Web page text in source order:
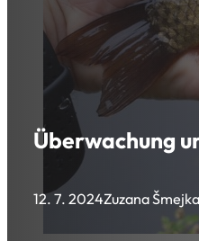
Überwachung
12. 7. 2024Zuzana